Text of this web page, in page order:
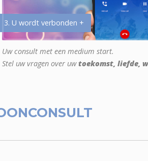
3. U wordt verbonden +
Uw consult met een medium start.
Stel uw vragen over uwtoekomst, liefde,